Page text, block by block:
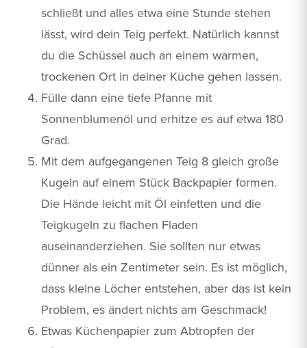
schließt und alles etwa eine Stunde stehen
lässt, wird dein Teig perfekt. Natürlich kannst
du die Schüssel auch an einem warmen,
trockenen Ort in deiner Küche gehen lassen.
Fülle dann eine tiefe Pfanne mit
Sonnenblumenöl und erhitze es auf etwa 180
Grad.
Mit dem aufgegangenen Teig 8 gleich große
Kugeln auf einem Stück Backpapier formen.
Die Hände leicht mit Öl einfetten und die
Teigkugeln zu flachen Fladen
auseinanderziehen. Sie sollten nur etwas
dünner als ein Zentimeter sein. Es ist möglich,
dass kleine Löcher entstehen, aber das ist kein
Problem, es ändert nichts am Geschmack!
Etwas Küchenpapier zum Abtropfen der